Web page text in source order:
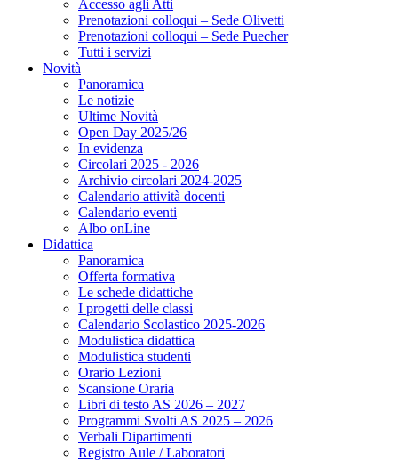
Accesso agli Atti
Prenotazioni colloqui – Sede Olivetti
Prenotazioni colloqui – Sede Puecher
Tutti i servizi
Novità
Panoramica
Le notizie
Ultime Novità
Open Day 2025/26
In evidenza
Circolari 2025 - 2026
Archivio circolari 2024-2025
Calendario attività docenti
Calendario eventi
Albo onLine
Didattica
Panoramica
Offerta formativa
Le schede didattiche
I progetti delle classi
Calendario Scolastico 2025-2026
Modulistica didattica
Modulistica studenti
Orario Lezioni
Scansione Oraria
Libri di testo AS 2026 – 2027
Programmi Svolti AS 2025 – 2026
Verbali Dipartimenti
Registro Aule / Laboratori